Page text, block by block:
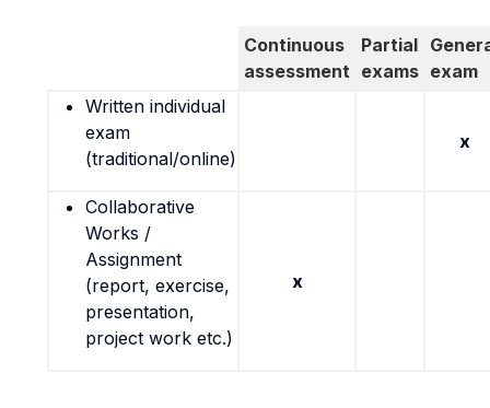
Continuous
assessment
Partial
exams exam
Written individual
exam
(traditional/online)
x
Collaborative
Works /
Assignment
(report, exercise,
presentation,
project work etc.)
x